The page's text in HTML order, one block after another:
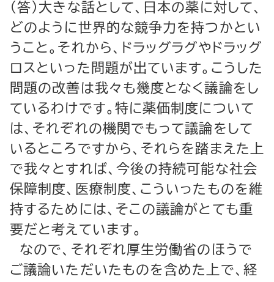
（答）大きな話として、日本の薬に対して、
どのように世界的な競争力を持つかとい
うこと。それから、ドラッグラグやドラッグ
ロスといった問題が出ています。こうした
問題の改善は我々も幾度となく議論をし
ているわけです。特に薬価制度について
は、それぞれの機関でもって議論をして
いるところですから、それらを踏まえた上
で我々とすれば、今後の持続可能な社会
保障制度、医療制度、こういったものを維
持するためには、そこの議論がとても重
要だと考えています。
なので、それぞれ厚生労働省のほうで
ご議論いただいたものを含めた上で、経